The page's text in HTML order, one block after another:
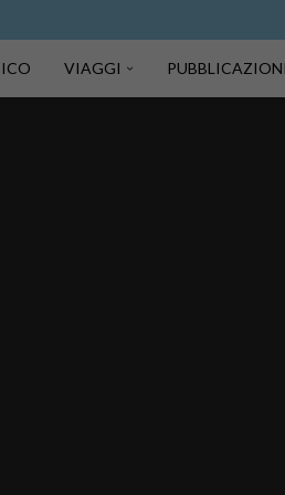
VIAGGI PUBBLICAZIONI